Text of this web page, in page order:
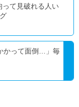
って見破れる人い
かって面倒…」毎